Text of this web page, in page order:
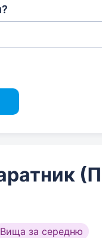
Вища за середню